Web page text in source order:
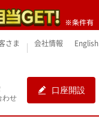
さま 会社情報 English
わせ
口座開設